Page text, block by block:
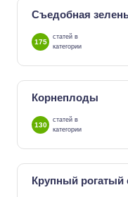
Съедобная
175
статей в
категории
Корнеплоды
130
статей в
категории
Крупный рогатый